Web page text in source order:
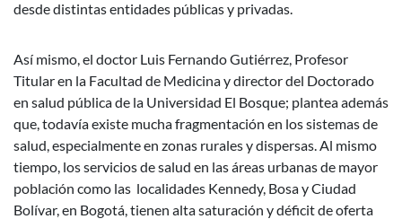
desde distintas entidades públicas y privadas.
Así mismo, el doctor Luis Fernando Gutiérrez, Profesor
Titular en la Facultad de Medicina y director del Doctorado
en salud pública de la Universidad El Bosque; plantea además
que, todavía existe mucha fragmentación en los sistemas de
salud, especialmente en zonas rurales y dispersas. Al mismo
tiempo, los servicios de salud en las áreas urbanas de mayor
población como las localidades Kennedy, Bosa y Ciudad
Bolívar, en Bogotá, tienen alta saturación y déficit de oferta